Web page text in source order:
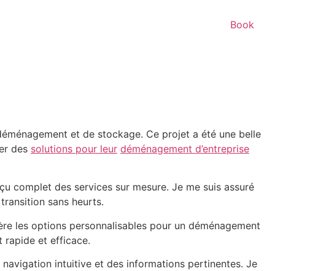
Book
et de stockage. Ce projet a été une belle
des solutions pour leur déménagement d’entreprise
complet des services sur mesure. Je me suis assuré
sans heurts.
les options personnalisables pour un déménagement
rapide et efficace.
intuitive et des informations pertinentes. Je